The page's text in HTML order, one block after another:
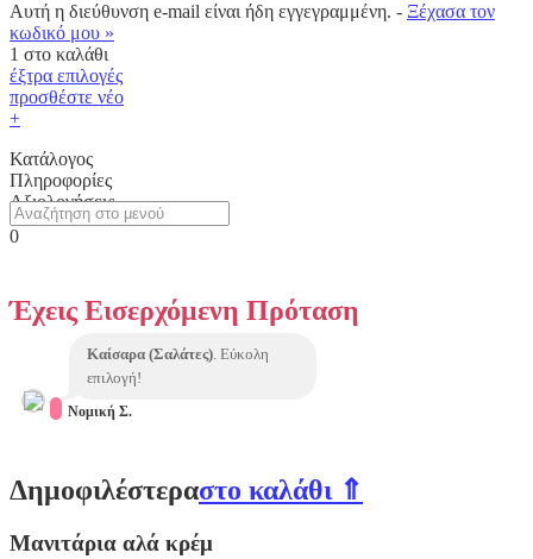
Αυτή η διεύθυνση e-mail είναι ήδη εγγεγραμμένη. - Ξέχασα τον
κωδικό μου »
1 στο καλάθι
έξτρα επιλογές
προσθέστε νέο
+
Κατάλογος
Πληροφορίες
Αξιολογήσεις
0
Έχεις Eισερχόμενη Πρόταση
Καίσαρα (Σαλάτες) . Εύκολη
επιλογή!
Νομική Σ.
Δημοφιλέστεραστο καλάθι ⇑
Μανιτάρια αλά κρέμ